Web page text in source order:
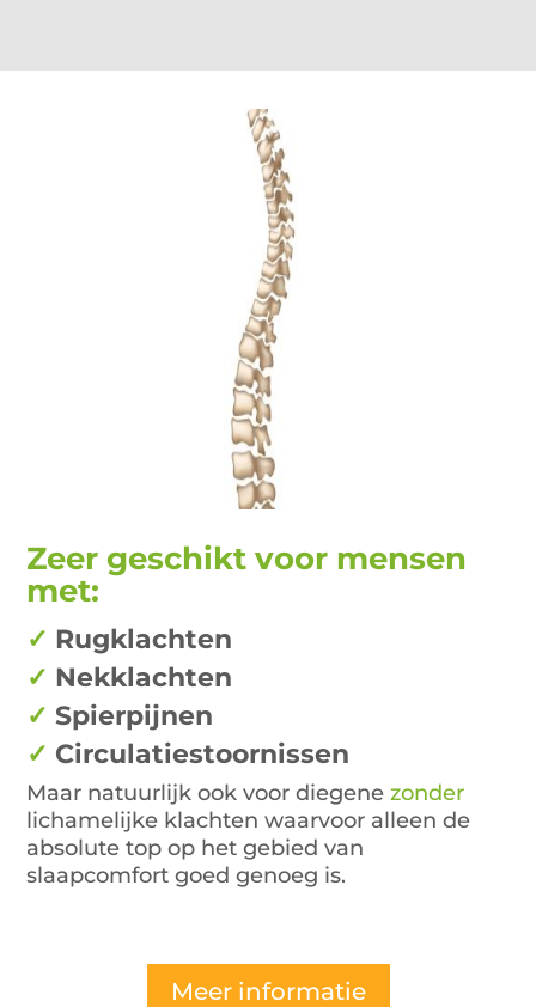
Zeer geschikt voor mensen
met:
✓ Rugklachten
✓ Nekklachten
✓Spierpijnen
✓ Circulatiestoornissen
Maar natuurlijk ook voor diegenezonder
lichamelijke klachten waarvoor alleen de
absolute top op het gebied van
slaapcomfort goed genoeg is.
Meer informatie